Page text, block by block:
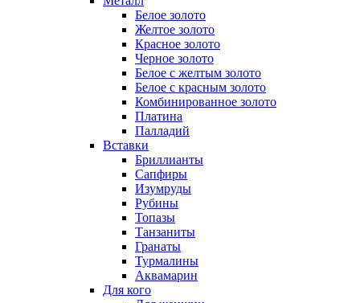
Белое золото
Желтое золото
Красное золото
Черное золото
Белое с желтым золото
Белое с красным золото
Комбинированное золото
Платина
Палладий
Вставки
Бриллианты
Сапфиры
Изумруды
Рубины
Топазы
Танзаниты
Гранаты
Турмалины
Аквамарин
Для кого